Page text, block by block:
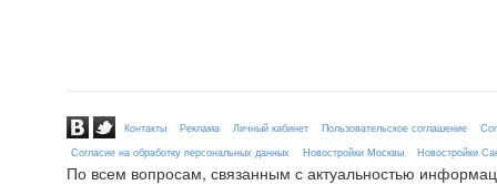
Контакты Реклама Личный кабинет Пользовательское соглашение
Согласие на обработку персональных данных
Новостройки Москвы Новостройки
По всем вопросам, связанным с актуальностью